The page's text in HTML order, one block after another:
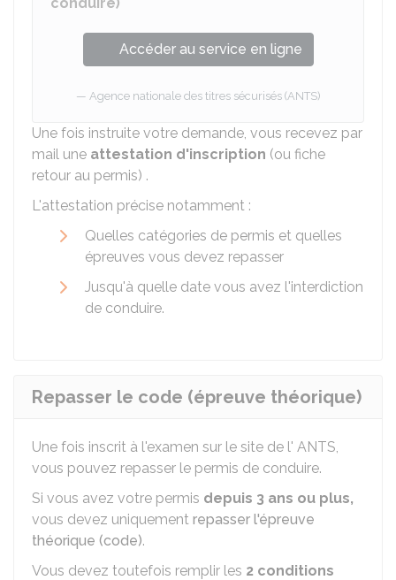
Accéder au service en ligne
Agence nationale des titres sécurisés (ANTS)
Une fois instruite votre demande, vous recevez par
mail une attestation d'inscription (ou fiche
retour au permis) .
L'attestation précise notamment :
Quelles catégories de permis et quelles
épreuves vous devez repasser
Jusqu'à quelle date vous avez l'interdiction
de conduire.
Repasser le code (épreuve théorique)
Une fois inscrit à l'examen sur le site de l' ANTS,
vous pouvez repasser le permis de conduire.
Si vous avez votre permis depuis 3 ans ou plus,
vous devez uniquement repasser l'épreuve
théorique (code).
Vous devez toutefois remplir les 2 conditions